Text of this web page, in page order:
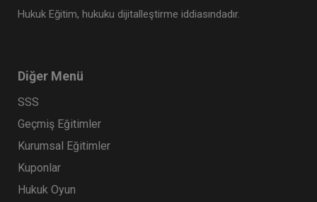
Hukuk Eğitim, hukuku dijitalleştirme iddiasındadır.
Diğer Menü
SSS
Geçmiş Eğitimler
Kurumsal Eğitimler
Kuponlar
Hukuk Oyun